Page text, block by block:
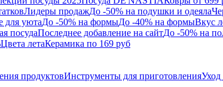
Лидеры продажДо -50% на подушки и одеяла
для уютаДо -50% на формыДо -40% на формыВкус
посудаПоследнее добавление на сайтДо -50% на
Цвета летаКерамика по 169 руб
продуктовИнструменты для приготовленияУход